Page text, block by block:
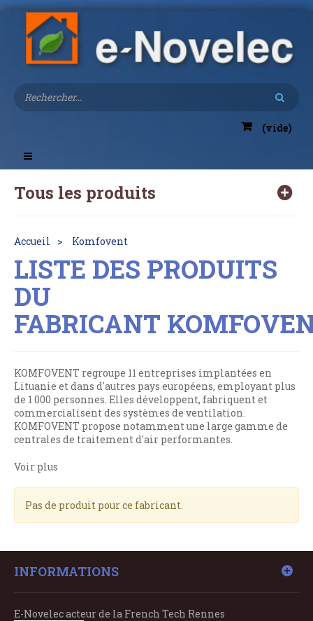
(vide)
Toggle
navigation
Tous les produits
Accueil Komfovent
LISTE DES PRODUITS
DU
FABRICANT
KOMFOVENT regroupe 11 entreprises implantées en
Lituanie et dans d'autres pays européens, employant plus
de 1 000 personnes. Elles développent, fabriquent et
commercialisent des systèmes de ventilation.
KOMFOVENT propose notamment une large gamme de
centrales de traitement d'air performantes.
Voir plus
Pas de produit pour ce fabricant.
INFORMATIONS
E-Novelec acteur de la French Tech Rennes